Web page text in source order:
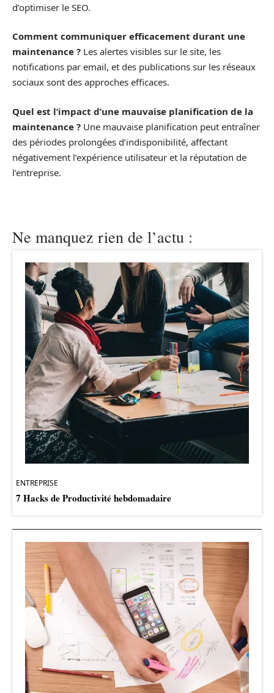
d’optimiser le SEO.
Comment communiquer efficacement durant une
maintenance ? Les alertes visibles sur le site, les
notifications par email, et des publications sur les réseaux
sociaux sont des approches efficaces.
Quel est l’impact d’une mauvaise planification de la
maintenance ? Une mauvaise planification peut entraîner
des périodes prolongées d’indisponibilité, affectant
négativement l’expérience utilisateur et la réputation de
l’entreprise.
Ne manquez rien de l’actu :
ENTREPRISE
7 Hacks de Productivité hebdomadaire